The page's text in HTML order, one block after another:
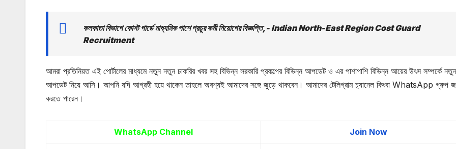
কলকাতা বিভাগে কোস্ট গার্ডে মাধ্যমিক পাশে প্রচুর কর্মী নিয়োগের বিজ্ঞপ্তি,- Indian North-East Region Cost Guard
Recruitment
আমরা প্রতিনিয়ত এই পোর্টালের মাধ্যমে নতুন নতুন চাকরির খবর সহ বিভিন্ন সরকারি প্রকল্পের বিভিন্ন আপডেট ও এর পাশাপাশি বিভিন্ন আয়ের উৎস সম্পর্কে
আপডেট নিয়ে আসি। আপনি যদি আগ্রহী হয়ে থাকেন তাহলে অবশ্যই আমাদের সঙ্গে জুড়ে থাকবেন। আমাদের টেলিগ্রাম চ্যানেল কিংবা WhatsApp গ্রুপ
করতে পারেন।
WhatsApp Channel Join Now